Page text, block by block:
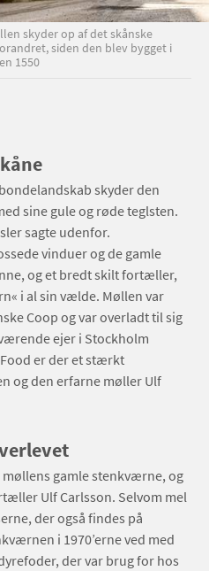
skyder op af det skånske
siden den blev bygget i
1550
skyder den
sine gule og røde teglsten.
sagte udenfor.
vinduer og de gamle
og et bredt skilt fortæller,
i al sin vælde. Møllen var
Coop og var overladt til sig
ejer i Stockholm
er der et stærkt
og den erfarne møller Ulf
gamle stenkværne, og
Ulf Carlsson. Selvom mel
der også findes på
i 1970’erne ved med
der var brug for hos